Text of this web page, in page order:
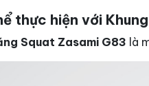
thực hiện với
Squat Zasami G83 là